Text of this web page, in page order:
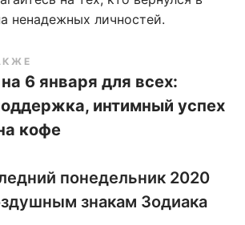
ненадежных личностей.
6 января для всех:
интимный успех
кофе
понедельник 2020
знакам Зодиака